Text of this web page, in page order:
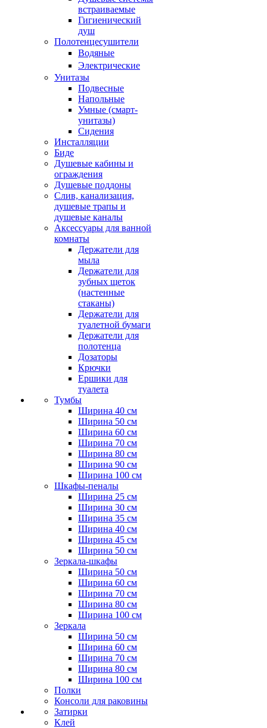
встраиваемые
Гигиенический
душ
Полотенцесушители
ㅤВодяные
ㅤЭлектрические
Унитазы
Подвесные
Напольные
Умные (смарт-
унитазы)
Сидения
Инсталляции
Биде
Душевые кабины и
ограждения
Душевые поддоны
Слив, канализация,
душевые трапы и
душевые каналы
Аксессуары для ванной
комнаты
Держатели для
мыла
Держатели для
зубных щеток
(настенные
стаканы)
Держатели для
туалетной бумаги
Держатели для
полотенца
Дозаторы
Крючки
Ершики для
туалета
Тумбы
Ширина 40 см
Ширина 50 см
Ширина 60 см
Ширина 70 см
Ширина 80 см
Ширина 90 см
Ширина 100 см
Шкафы-пеналы
Ширина 25 см
Ширина 30 см
Ширина 35 см
Ширина 40 см
Ширина 45 см
Ширина 50 см
Зеркала-шкафы
Ширина 50 см
Ширина 60 см
Ширина 70 см
Ширина 80 см
Ширина 100 см
Зеркала
Ширина 50 см
Ширина 60 см
Ширина 70 см
Ширина 80 см
Ширина 100 см
Полки
Консоли для раковины
Затирки
Клей